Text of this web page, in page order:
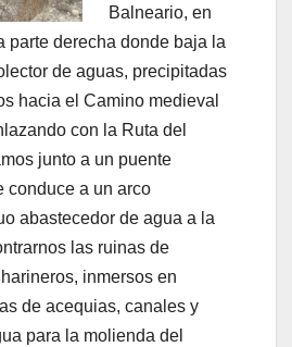
Balneario, en
parte derecha donde baja la
de aguas, precipitadas
hacia el Camino medieval
con la Ruta del
junto a un puente
conduce a un arco
abastecedor de agua a la
las ruinas de
inmersos en
de acequias, canales y
para la molienda del